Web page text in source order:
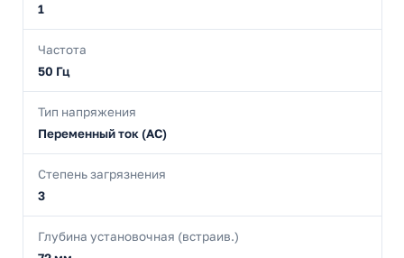
1
Частота
50 Гц
Тип напряжения
Переменный ток (AC)
Степень загрязнения
3
Глубина установочная (встраив.)